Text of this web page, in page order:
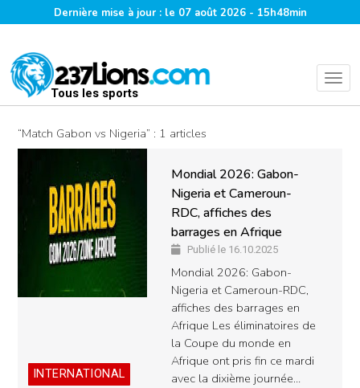
Dernière mise à jour : le 07 août 2026 - 15h48min
Tous les sports
“Match Gabon vs Nigeria” : 1 articles
INTERNATIONAL
Mondial 2026: Gabon-
Nigeria et Cameroun-
RDC, affiches des
barrages en Afrique
Publié le 16.10.2025
Mondial 2026: Gabon-
Nigeria et Cameroun-RDC,
affiches des barrages en
Afrique Les éliminatoires de
la Coupe du monde en
Afrique ont pris fin ce mardi
avec la dixième journée…